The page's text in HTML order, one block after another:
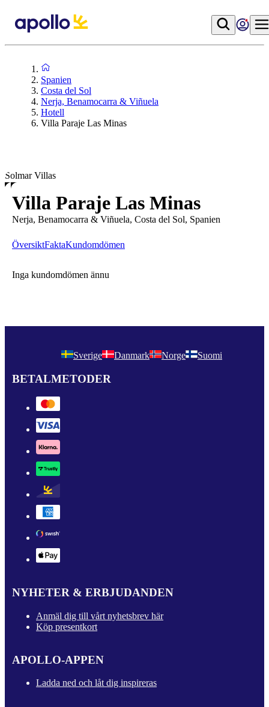
Spanien
Costa del Sol
Nerja, Benamocarra & Viñuela
Hotell
Villa Paraje Las Minas
Solmar Villas
Villa Paraje Las Minas
Nerja, Benamocarra & Viñuela, Costa del Sol, Spanien
ÖversiktFaktaKundomdömen
Inga kundomdömen ännu
Sverige Danmark Norge Suomi
BETALMETODER
NYHETER & ERBJUDANDEN
Anmäl dig till vårt nyhetsbrev här
Köp presentkort
APOLLO-APPEN
Ladda ned och låt dig inspireras